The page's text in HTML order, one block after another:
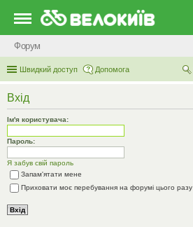
Форум
Швидкий доступ Допомога
Вхід
Ім'я користувача:
Пароль:
Я забув свій пароль
Запам'ятати мене
Приховати моє перебування на форумі цього разу